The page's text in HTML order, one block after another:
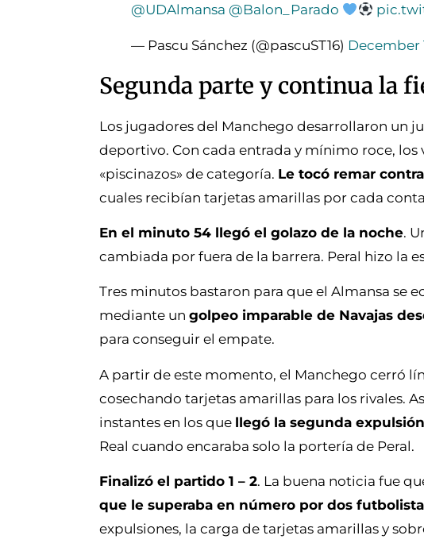
@UDAlmansa @Balon_Parado
— Pascu Sánchez (@pascuST16) December
Segunda parte y continua la
Los jugadores del Manchego desarrollaron un
deportivo. Con cada entrada y mínimo roce,
«piscinazos» de categoría. Le tocó remar
cuales recibían tarjetas amarillas por cada
En el minuto 54 llegó el golazo de la noche.
cambiada por fuera de la barrera. Peral hizo la
Tres minutos bastaron para que el Almansa se
mediante un golpeo imparable de Navajas
para conseguir el empate.
A partir de este momento, el Manchego cerró
cosechando tarjetas amarillas para los rivales.
instantes en los que llegó la segunda
Real cuando encaraba solo la portería de Peral.
Finalizó el partido 1 – 2. La buena noticia fue
que le superaba en número por dos
expulsiones, la carga de tarjetas amarillas y